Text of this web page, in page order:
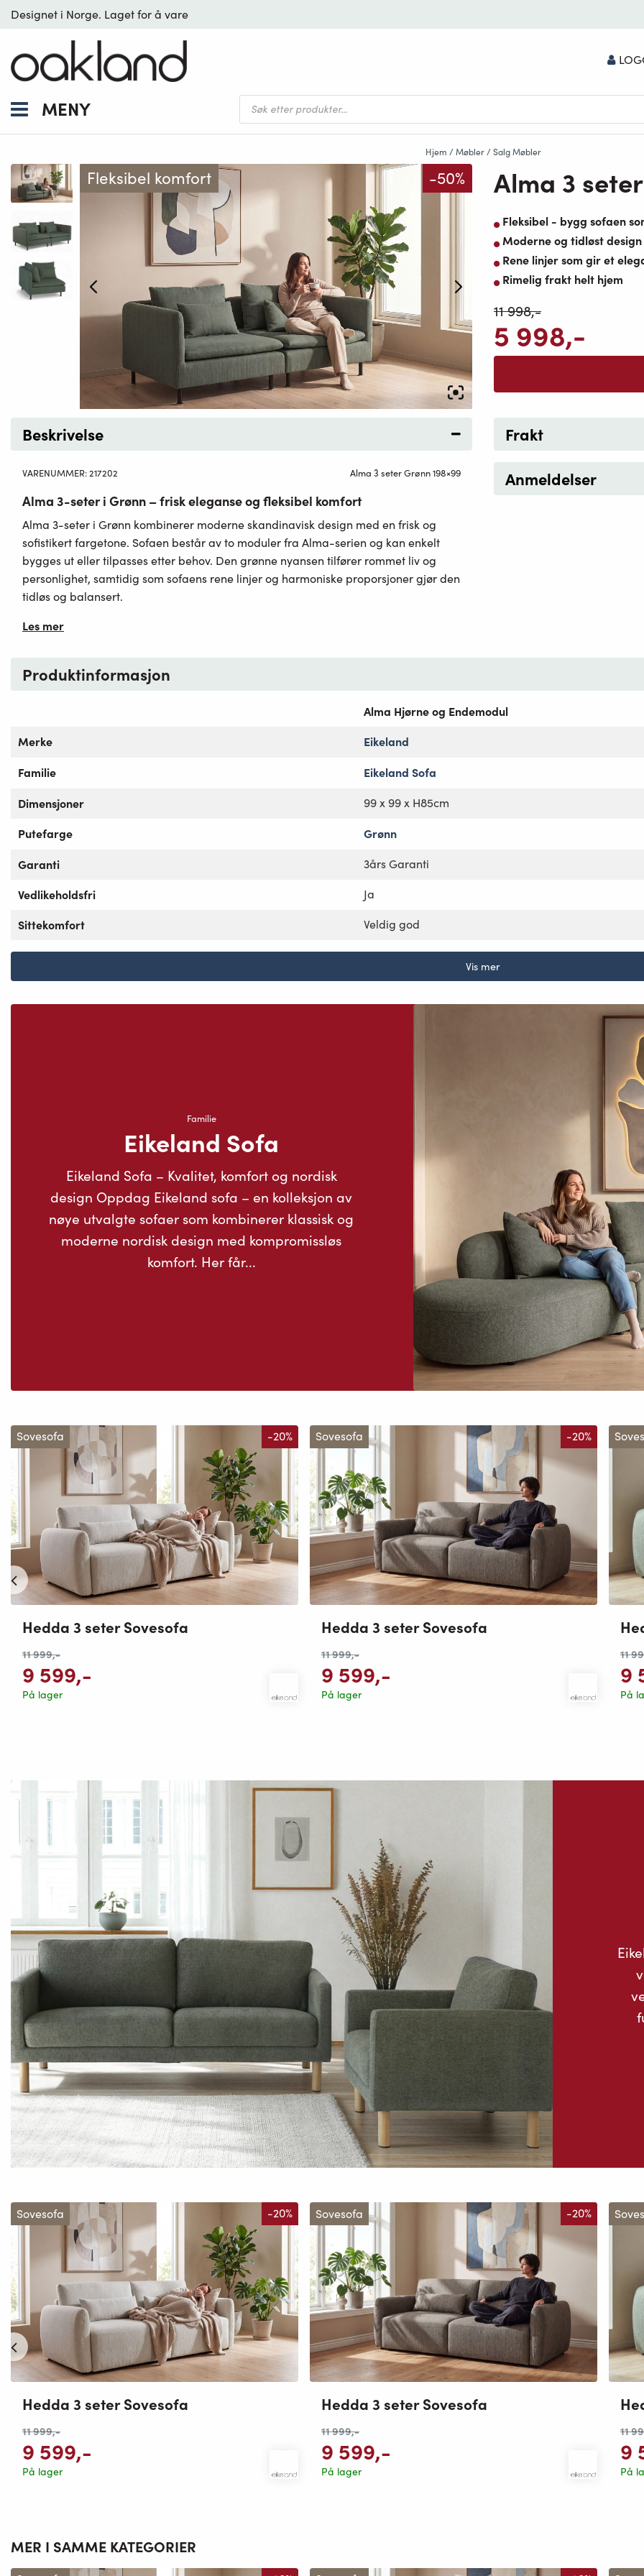
Designet i Norge. Laget for å vare
MENY
Products
search
Hjem /Møbler/Salg Møbler
Fleksibel komfort -50% Alma 3
Fleksibel - bygg sofaen
Moderne og tidløst design
Rene linjer som gir et
Rimelig frakt helt hjem
11 998,-
5 998,-
Beskrivelse
VARENUMMER:217202 Alma 3 seter Grønn 198×99
Alma 3-seter i Grønn – frisk eleganse og fleksibel komfort
Alma 3-seter i Grønn kombinerer moderne skandinavisk design med en frisk og
sofistikert fargetone. Sofaen består av to moduler fra Alma-serien og kan enkelt
bygges ut eller tilpasses etter behov. Den grønne nyansen tilfører rommet liv og
personlighet, samtidig som sofaens rene linjer og harmoniske proporsjoner gjør den
tidløs og balansert.
Les mer
Frakt
Anmeldelser
Produktinformasjon
Alma Hjørne og Endemodul
Merke
Eikeland
Familie
Eikeland Sofa
Dimensjoner
99 x 99 x H85cm
Putefarge
Grønn
Garanti
3års Garanti
Vedlikeholdsfri Ja
Sittekomfort Veldig god
Vis mer
Familie
Eikeland Sofa
Eikeland Sofa – Kvalitet, komfort og nordisk
design Oppdag Eikeland sofa – en kolleksjon av
nøye utvalgte sofaer som kombinerer klassisk og
moderne nordisk design med kompromissløs
komfort. Her får...
Sovesofa -20%
Hedda 3 seter Sovesofa
11 999,-
9 599,-
På lager
Sovesofa -20%
Hedda 3 seter Sovesofa
11 999,-
9 599,-
På lager
11
9
På
Sovesofa -20%
Hedda 3 seter Sovesofa
11 999,-
9 599,-
På lager
Sovesofa -20%
Hedda 3 seter Sovesofa
11 999,-
9 599,-
På lager
11
9
På
MER I SAMME KATEGORIER